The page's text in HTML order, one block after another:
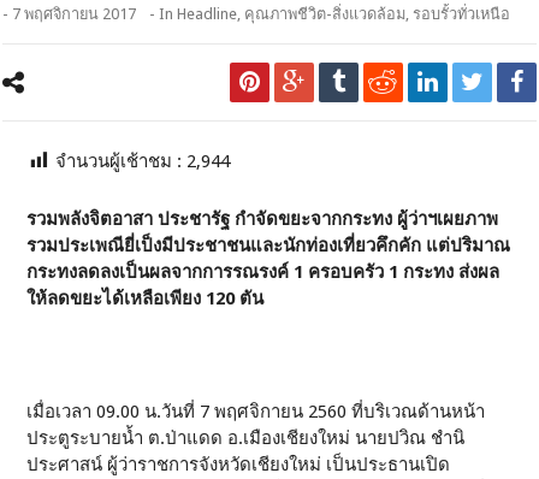
- 7 พฤศจิกายน 2017 - InHeadline, คุณภาพชีวิต-สิ่งแวดล้อม, รอบรั้วทั่วเหนือ
จำนวนผู้เช้าชม : 2,944
รวมพลังจิตอาสา ประชารัฐ กำจัดขยะจากกระทง ผู้ว่าฯเผยภาพ
รวมประเพณียี่เป็งมีประชาชนและนักท่องเที่ยวคึกคัก แต่ปริมาณ
กระทงลดลงเป็นผลจากการรณรงค์ 1 ครอบครัว 1 กระทง ส่งผล
ให้ลดขยะได้เหลือเพียง 120 ตัน
เมื่อเวลา 09.00 น.วันที่ 7 พฤศจิกายน 2560 ที่บริเวณด้านหน้า
ประตูระบายน้ำ ต.ป่าแดด อ.เมืองเชียงใหม่ นายปวิณ ชำนิ
ประศาสน์ ผู้ว่าราชการจังหวัดเชียงใหม่ เป็นประธานเปิด